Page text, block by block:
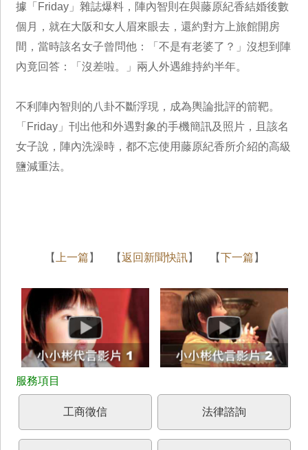
據「Friday」雜誌爆料，陣內智則在與藤原紀香結婚後數
個月，就在大阪和女人眉來眼去，還約對方上旅館開房
間，當時該名女子曾問他：「不是有老婆了？」沒想到陣
內竟回答：「沒差啦。」兩人外遇維持約半年。
不利陣內智則的八卦不斷浮現，成為輿論批評的箭靶。
「Friday」刊出他和外遇對象的手機簡訊及照片，且該名
女子說，陣內洗澡時，都不忘使用藤原紀香所介紹的高級
鹽減重法。
【 上一篇 】 【返回新聞快訊】 【下一篇 】
工商徵信 法律諮詢